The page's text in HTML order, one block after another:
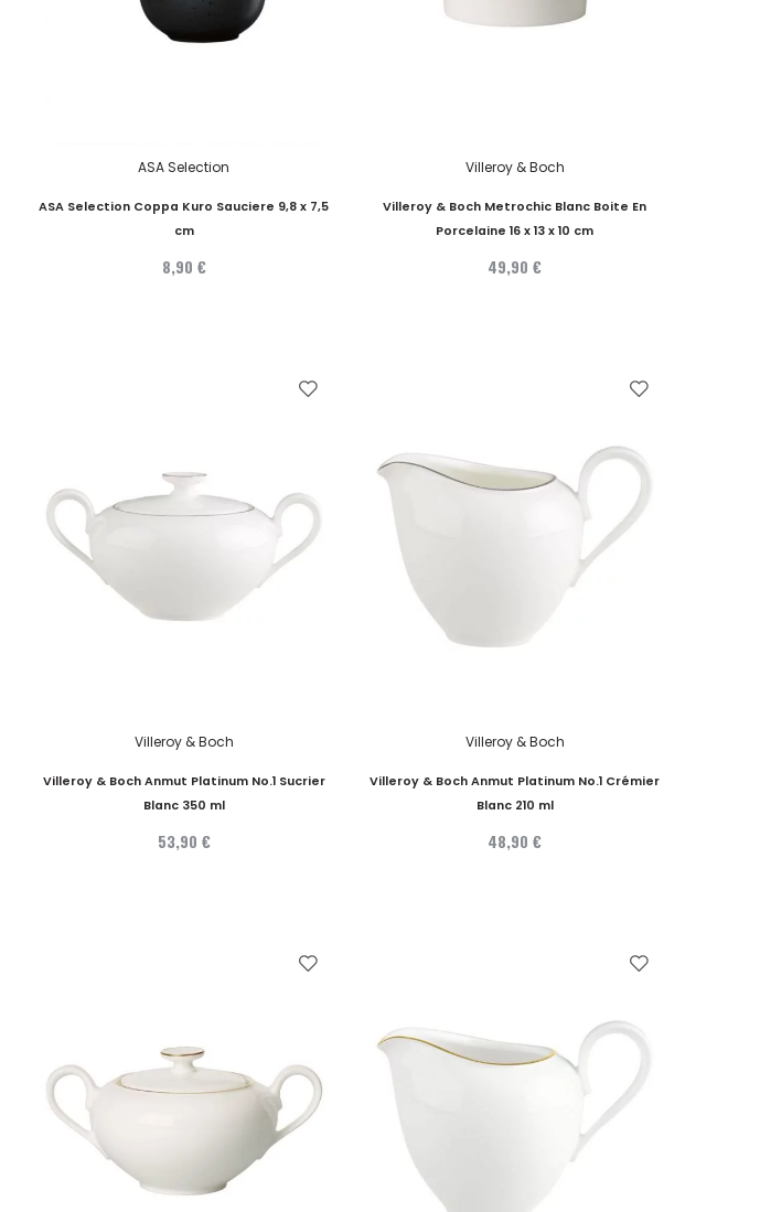
ASA Selection
ASA Selection Coppa Kuro Sauciere 9,8 x 7,5
cm
8,90 €
Villeroy & Boch
Villeroy & Boch Metrochic Blanc Boite En
Porcelaine 16 x 13 x 10 cm
49,90 €
Villeroy & Boch
Villeroy & Boch Anmut Platinum No.1 Sucrier
Blanc 350 ml
53,90 €
Villeroy & Boch
Villeroy & Boch Anmut Platinum No.1 Crémier
Blanc 210 ml
48,90 €